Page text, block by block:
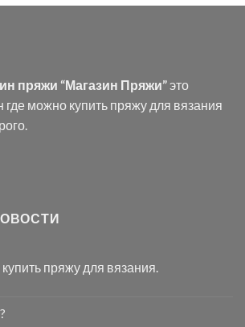
пряжи “Магазин Пряжи”это
где можно купить пряжу для вязания
пряжу для вязания.